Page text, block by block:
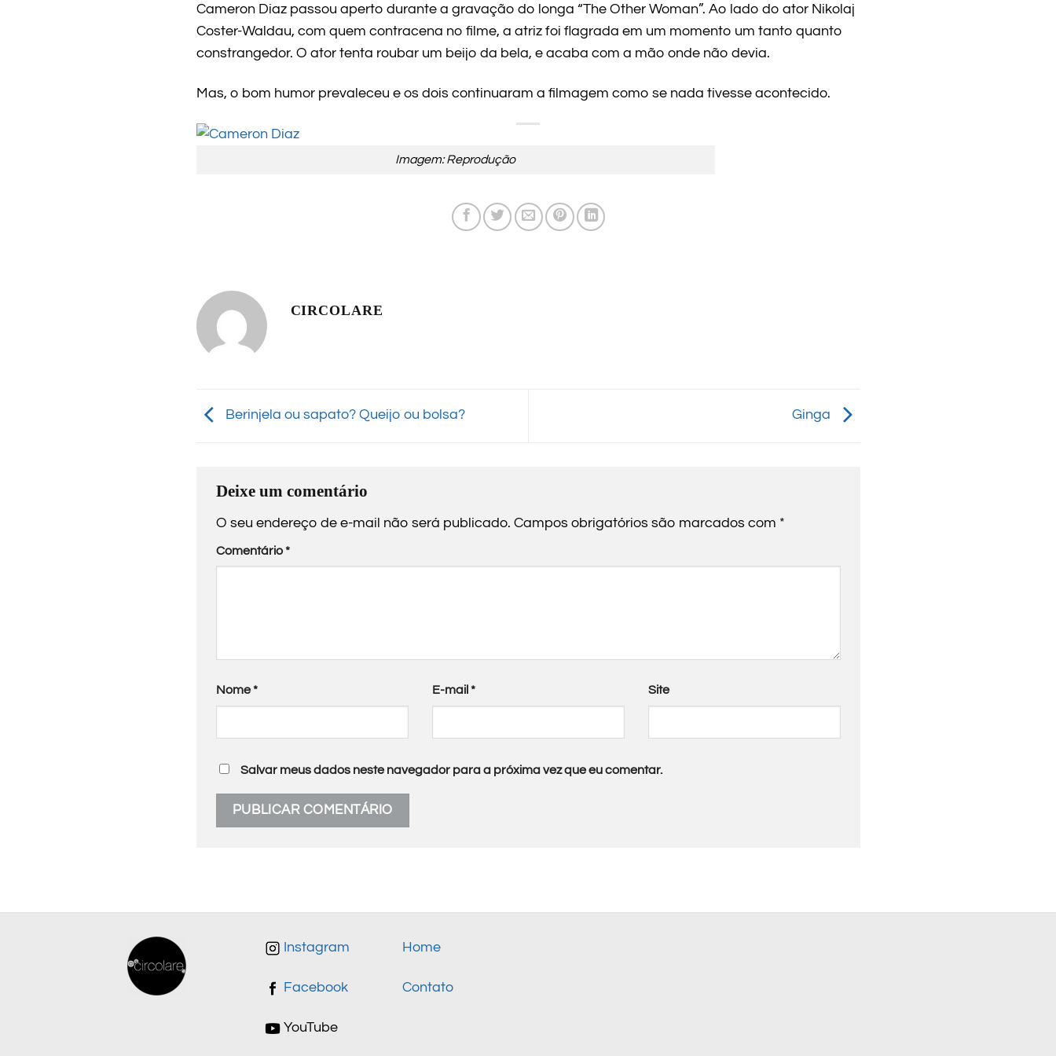
Cameron Diaz passou aperto durante a gravação do longa “The Other Woman”. Ao lado do ator Nikolaj
Coster-Waldau, com quem contracena no filme, a atriz foi flagrada em um momento um tanto quanto
constrangedor. O ator tenta roubar um beijo da bela, e acaba com a mão onde não devia.
Mas, o bom humor prevaleceu e os dois continuaram a filmagem como se nada tivesse acontecido.
Imagem: Reprodução
CIRCOLARE
Berinjela ou sapato? Queijo ou bolsa? Ginga
Deixe um comentário
O seu endereço de e-mail não será publicado. Campos obrigatórios são marcados com *
Comentário*
Nome* E-mail * Site
Salvar meus dados neste navegador para a próxima vez que eu comentar.
Instagram
Facebook
YouTube
Home
Contato